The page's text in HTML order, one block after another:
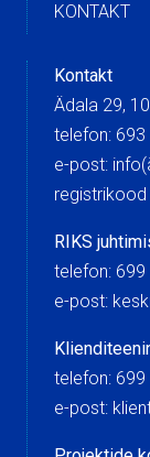
KONTAKT
Kontakt
Ädala 29,
telefon: 693
e-post:
registrikood
RIKS
telefon: 699
e-post:
telefon: 699
e-post: